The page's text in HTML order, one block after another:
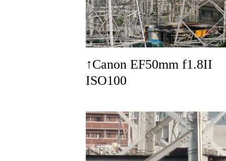
↑Canon EF50mm f1.8II
ISO100